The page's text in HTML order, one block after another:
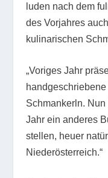
luden nach dem
des Vorjahres
kulinarischen
„Voriges Jahr
Schmankerln.
Jahr ein anderes
stellen, heuer
Niederösterreich.“